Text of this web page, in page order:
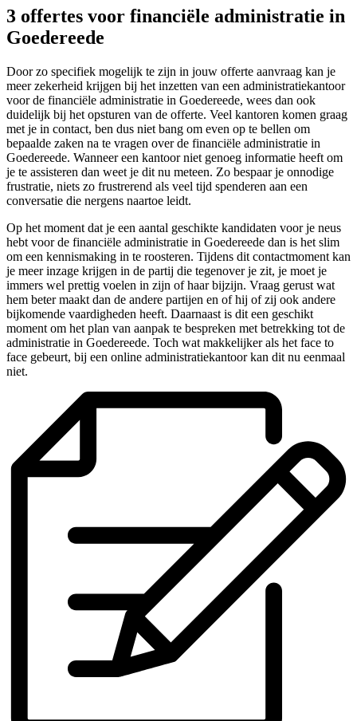
3 offertes voor financiële administratie in
Goedereede
Door zo specifiek mogelijk te zijn in jouw offerte aanvraag kan je
meer zekerheid krijgen bij het inzetten van een administratiekantoor
voor de financiële administratie in Goedereede, wees dan ook
duidelijk bij het opsturen van de offerte. Veel kantoren komen graag
met je in contact, ben dus niet bang om even op te bellen om
bepaalde zaken na te vragen over de financiële administratie in
Goedereede. Wanneer een kantoor niet genoeg informatie heeft om
je te assisteren dan weet je dit nu meteen. Zo bespaar je onnodige
frustratie, niets zo frustrerend als veel tijd spenderen aan een
conversatie die nergens naartoe leidt.
Op het moment dat je een aantal geschikte kandidaten voor je neus
hebt voor de financiële administratie in Goedereede dan is het slim
om een kennismaking in te roosteren. Tijdens dit contactmoment kan
je meer inzage krijgen in de partij die tegenover je zit, je moet je
immers wel prettig voelen in zijn of haar bijzijn. Vraag gerust wat
hem beter maakt dan de andere partijen en of hij of zij ook andere
bijkomende vaardigheden heeft. Daarnaast is dit een geschikt
moment om het plan van aanpak te bespreken met betrekking tot de
administratie in Goedereede. Toch wat makkelijker als het face to
face gebeurt, bij een online administratiekantoor kan dit nu eenmaal
niet.